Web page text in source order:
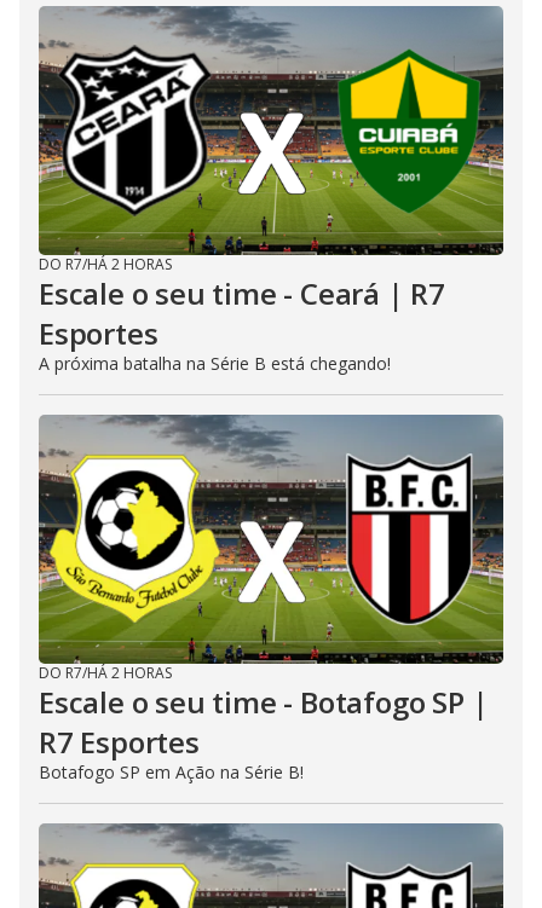
DO R7/HÁ 2 HORAS
Escale o seu time - Ceará | R7
Esportes
A próxima batalha na Série B está chegando!
DO R7/HÁ 2 HORAS
Escale o seu time - Botafogo SP |
R7 Esportes
Botafogo SP em Ação na Série B!